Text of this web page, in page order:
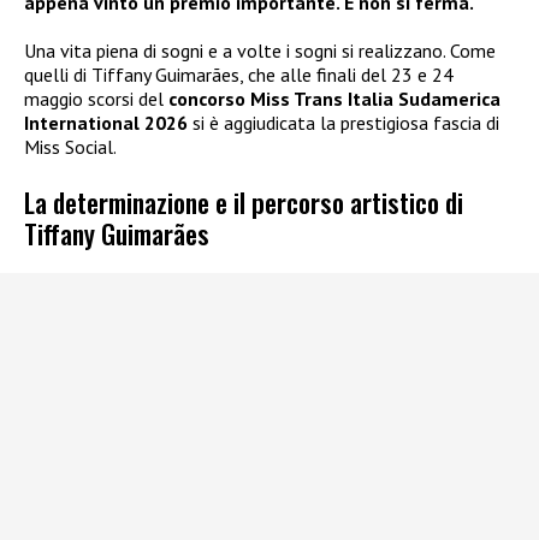
Una vita piena di sogni e a volte i sogni si realizzano. Come
quelli di Tiffany Guimarães, che alle finali del 23 e 24
maggio scorsi del concorso Miss Trans Italia Sudamerica
International 2026 si è aggiudicata la prestigiosa fascia di
Miss Social.
La determinazione e il percorso artistico di
Tiffany Guimarães